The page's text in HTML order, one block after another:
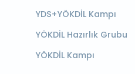
YDS+YÖKDİL Kampı
YÖKDİL Hazırlık Grubu
YÖKDİL Kampı